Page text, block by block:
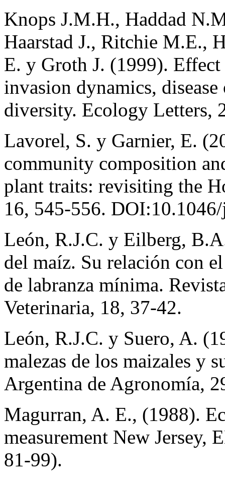
Knops J.M.H., Haddad
Haarstad J., Ritchie M.E.,
E. y Groth J. (1999).
invasion dynamics,
diversity. Ecology Letters,
Lavorel, S. y Garnier, E.
community composition
plant traits: revisiting the
16, 545-556.
León, R.J.C. y Eilberg,
del maíz. Su relación con
de labranza mínima.
Veterinaria, 18, 37-42.
León, R.J.C. y Suero, A.
malezas de los maizales y
Argentina de Agronomía,
Magurran, A. E., (1988).
measurement New Jersey,
81-99).